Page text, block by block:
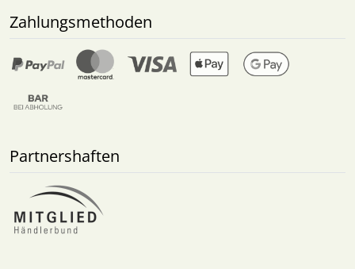
Zahlungsmethoden
Partnershaften